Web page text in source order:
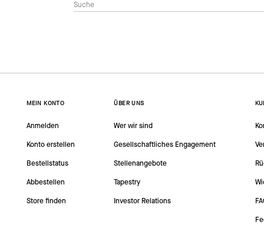
MEIN KONTO
Anmelden
Konto erstellen
Bestellstatus
Abbestellen
Store finden
ÜBER UNS
Wer wir sind
Gesellschaftliches Engagement
Stellenangebote
Tapestry
Investor Relations